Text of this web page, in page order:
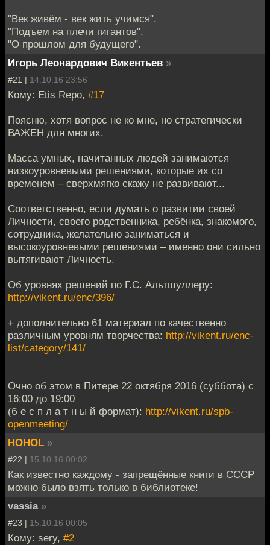
"Век живём - век жить учимся".
"Подъем на плечи гигантов".
"О прошлом для будущего".
Игорь Леонардович Викентьев »
#21 | 14.10.16 23:56
Кому: Etis Repo, #17
Поясню, хотя вопрос не ко мне, но стратегически
ВАЖЕН для многих.
Масса умных, начитанных людей занимаются
низкоуровневыми решениями, которые их со
временем – сверхмягко скажу не развивают...
Соответственно, если думать о развитии своей
Личности, своего родственника, ребёнка, знакомого,
сотрудника, желательно заниматься и
высокоуровневыми решениями – именно они сильно
вытягивают Личность.
Об уровнях решений по Г.С. Альтшуллеру:
http://vikent.ru/enc/396/
+ дополнительно 61 материал по качественно
различным уровням творчества: http://vikent.ru/enc-
list/category/141/
Очно об этом в Питере 22 октября 2016 (суббота) с
16:00 до 19:00
(б е с п л а т н ы й формат): http://vikent.ru/spb-
openmeeting/
HOHOL »
#22 | 15.10.16 00:02
Как известно каждому - запрещённые книги в СССР
можно было взять только в библиотеке!
vassia »
#23 | 15.10.16 00:05
Кому: sery, #2